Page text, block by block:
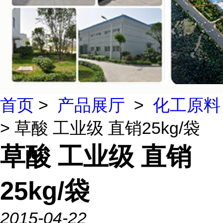
首页 > 产品展厅 > 化工原料
> 草酸 工业级 直销25kg/袋
草酸 工业级 直销
25kg/袋
2015-04-22